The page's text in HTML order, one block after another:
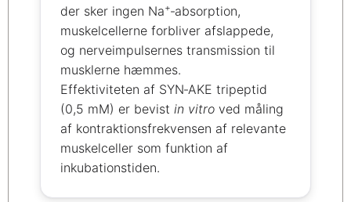
der sker ingen Na+‑absorption,
muskelcellerne forbliver afslappede,
og nerveimpulsernes transmission til
musklerne hæmmes.
Effektiviteten af SYN‑AKE tripeptid
(0,5 mM) er bevist in vitro ved måling
af kontraktionsfrekvensen af relevante
muskelceller som funktion af
inkubationstiden.